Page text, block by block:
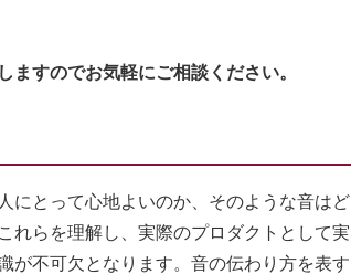
ますのでお気軽にご相談ください。
とって心地よいのか、そのような音はど
れらを理解し、実際のプロダクトとして実
が不可欠となります。音の伝わり方を表す